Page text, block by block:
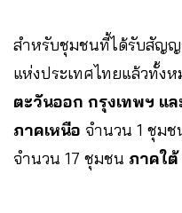
สำหรับชุมชนที้ได้รับสัญญ
แห่งประเทศไทยแล้วทั้ง
ตะวันออก กรุงเทพฯ แ
ภาคเหนือ จำนวน 1 ชุมช
จำนวน 17 ชุมชน ภาคใต้